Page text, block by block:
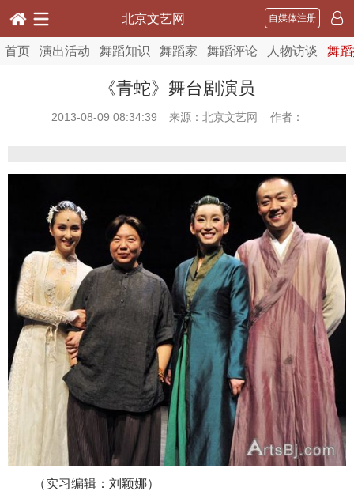
北京文艺网 自媒体注册
首页 演出活动 舞蹈知识 舞蹈家 舞蹈评论 人物访谈 舞
《青蛇》舞台剧演员
2013-08-09 08:34:39 来源：北京文艺网 作者：
（实习编辑：刘颖娜）